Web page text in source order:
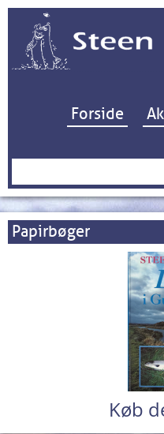
Forside
Søg
Papirbøger
Køb